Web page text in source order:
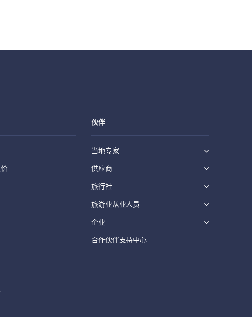
伙伴
当地专家
供应商
旅行社
旅游业从业人员
企业
合作伙伴支持中心